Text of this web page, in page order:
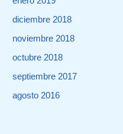
diciembre 2018
noviembre 2018
octubre 2018
septiembre 2017
agosto 2016